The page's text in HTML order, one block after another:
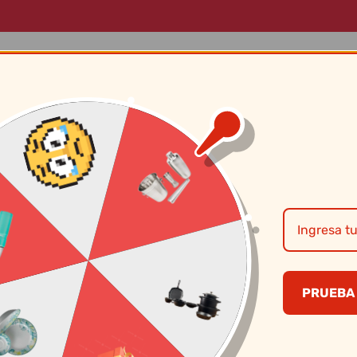
Vajillas Corona –
Celtic
S/29.40